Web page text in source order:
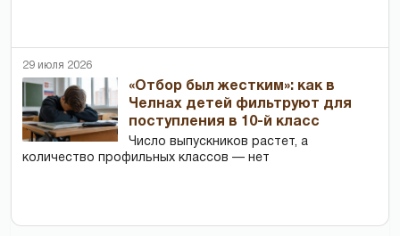
29 июля 2026
«Отбор был жестким»: как в
Челнах детей фильтруют для
поступления в 10-й класс
Число выпускников растет, а
количество профильных классов — нет